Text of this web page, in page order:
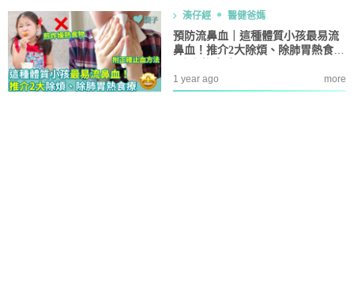
湊仔經 醫健爸媽
預防流鼻血｜這種體質小孩最易流
鼻血！推介2大除煩、除肺胃熱食療
1 year ago more